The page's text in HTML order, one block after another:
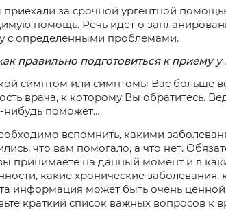
приехали за срочной ургентной
помощь. Речь идет о
с определенными проблемами.
правильно подготовиться к приему у
симптом или симптомы Вас больше
врача, к которому Вы обратитесь.
поможет…
вспомнить, какими
что вам помогало, а что нет.
принимаете на данный момент и в
какие хронические заболевания,
информация может быть очень
краткий список важных вопросов к